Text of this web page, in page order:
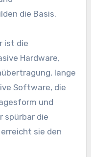
die Basis.
ist die
Hardware,
lange
Software, die
und
spürbar die
sie den